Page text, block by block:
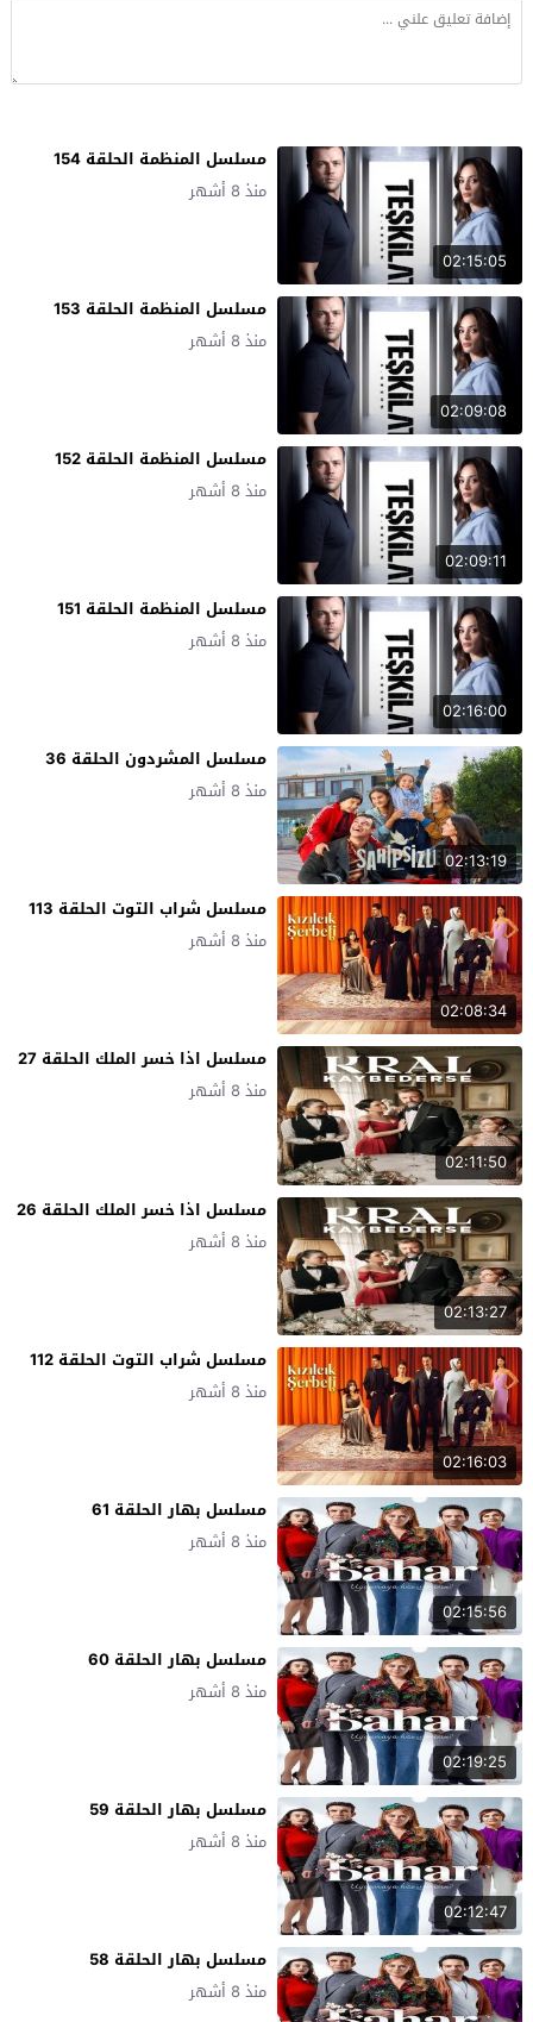
02:15:05
مسلسل المنظمة الحلقة 154
منذ 8 أشهر
02:09:08
مسلسل المنظمة الحلقة 153
منذ 8 أشهر
02:09:11
مسلسل المنظمة الحلقة 152
منذ 8 أشهر
02:16:00
مسلسل المنظمة الحلقة 151
منذ 8 أشهر
02:13:19
مسلسل المشردون الحلقة 36
منذ 8 أشهر
02:08:34
مسلسل شراب التوت الحلقة 113
منذ 8 أشهر
02:11:50
مسلسل اذا خسر الملك الحلقة 27
منذ 8 أشهر
02:13:27
مسلسل اذا خسر الملك الحلقة 26
منذ 8 أشهر
02:16:03
مسلسل شراب التوت الحلقة 112
منذ 8 أشهر
02:15:56
مسلسل بهار الحلقة 61
منذ 8 أشهر
02:19:25
مسلسل بهار الحلقة 60
منذ 8 أشهر
02:12:47
مسلسل بهار الحلقة 59
منذ 8 أشهر
مسلسل بهار الحلقة 58
منذ 8 أشهر